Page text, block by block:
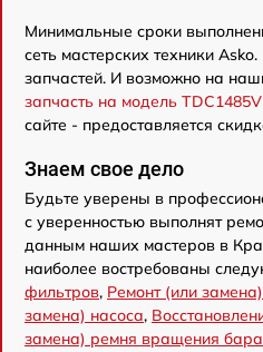
Минимальные сроки
сеть мастерских техники
запчастей. И возможно на
запчасть на модель
сайте - предоставляется
Знаем свое дело
Будьте уверены в
с уверенностью выполнят
данным наших мастеров в
наиболее востребованы
фильтров, Ремонт (или
замена) насоса,
замена) ремня вращения